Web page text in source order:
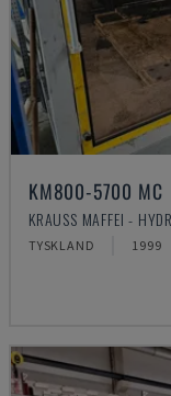
KM800-5700 MC
KRAUSS MAFFEI -
TYSKLAND 1999